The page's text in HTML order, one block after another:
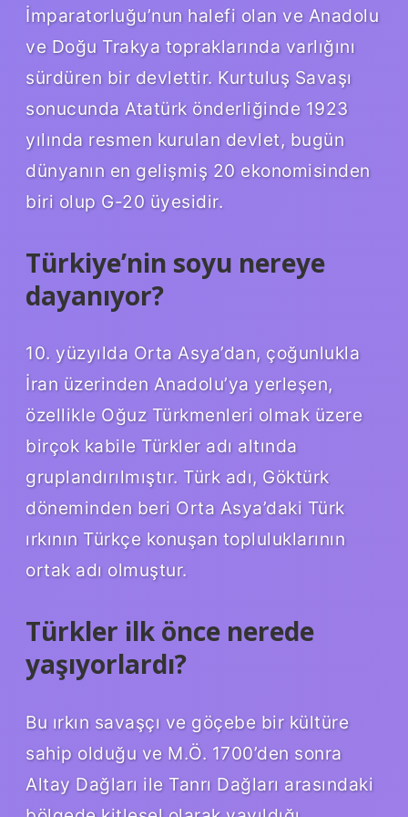
İmparatorluğu’nun halefi olan ve Anadolu
ve Doğu Trakya topraklarında varlığını
sürdüren bir devlettir. Kurtuluş Savaşı
sonucunda Atatürk önderliğinde 1923
yılında resmen kurulan devlet, bugün
dünyanın en gelişmiş 20 ekonomisinden
biri olup G-20 üyesidir.
Türkiye’nin soyu nereye
dayanıyor?
10. yüzyılda Orta Asya’dan, çoğunlukla
İran üzerinden Anadolu’ya yerleşen,
özellikle Oğuz Türkmenleri olmak üzere
birçok kabile Türkler adı altında
gruplandırılmıştır. Türk adı, Göktürk
döneminden beri Orta Asya’daki Türk
ırkının Türkçe konuşan topluluklarının
ortak adı olmuştur.
Türkler ilk önce nerede
yaşıyorlardı?
Bu ırkın savaşçı ve göçebe bir kültüre
sahip olduğu ve M.Ö. 1700’den sonra
Altay Dağları ile Tanrı Dağları arasındaki